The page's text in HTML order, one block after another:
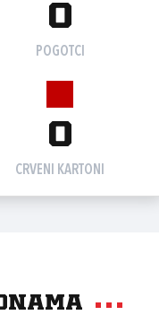
0
POGOTCI
0
CRVENI KARTONI